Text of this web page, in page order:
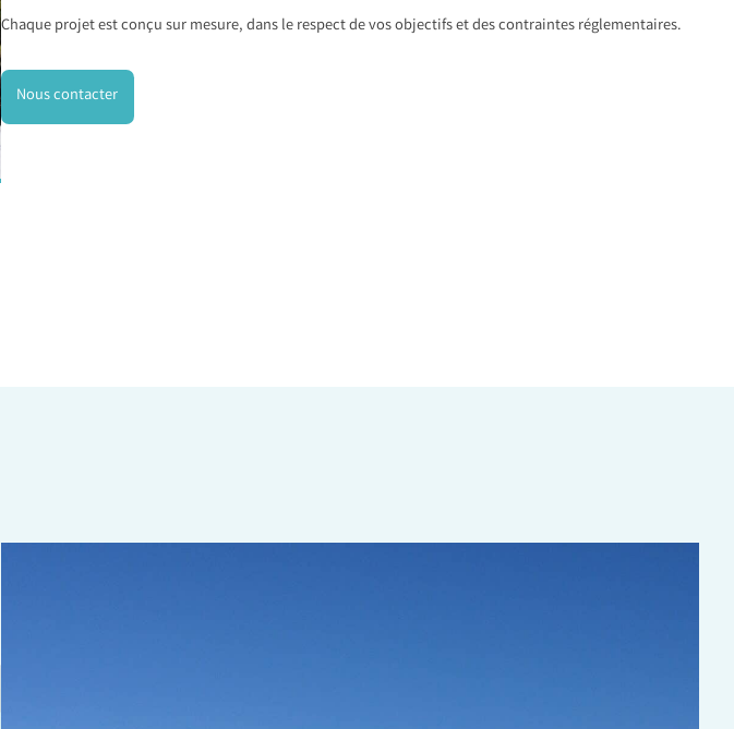
Chaque projet est conçu sur mesure, dans le respect de vos objectifs et des contraintes réglementaires.
Nous contacter